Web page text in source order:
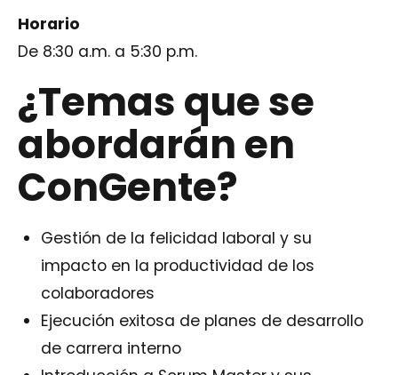
Horario
De 8:30 a.m. a 5:30 p.m.
¿Temas que se
abordarán en
ConGente?
Gestión de la felicidad laboral y su
impacto en la productividad de los
colaboradores
Ejecución exitosa de planes de desarrollo
de carrera interno